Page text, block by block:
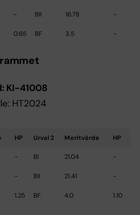
- BII 16.78 -
0.65 BF 3.5 -
KI-41008
HT2024
HP Urval 2 Meritvärde HP
- BI 21.04 -
- BII 21.41 -
1.25 BF 4.0 1.10